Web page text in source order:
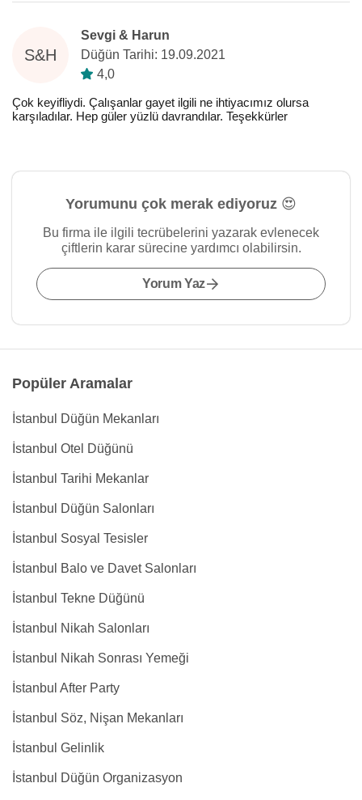
S&H
Sevgi & Harun
Düğün Tarihi: 19.09.2021
4,0
Çok keyifliydi. Çalışanlar gayet ilgili ne ihtiyacımız olursa
karşıladılar. Hep güler yüzlü davrandılar. Teşekkürler
Yorumunu çok merak ediyoruz 😍
Bu firma ile ilgili tecrübelerini yazarak evlenecek
çiftlerin karar sürecine yardımcı olabilirsin.
Yorum Yaz
Popüler Aramalar
İstanbul Düğün Mekanları
İstanbul Otel Düğünü
İstanbul Tarihi Mekanlar
İstanbul Düğün Salonları
İstanbul Sosyal Tesisler
İstanbul Balo ve Davet Salonları
İstanbul Tekne Düğünü
İstanbul Nikah Salonları
İstanbul Nikah Sonrası Yemeği
İstanbul After Party
İstanbul Söz, Nişan Mekanları
İstanbul Gelinlik
İstanbul Düğün Organizasyon